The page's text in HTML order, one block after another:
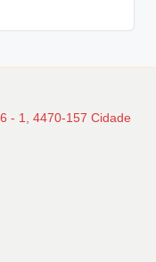
- 1, 4470-157 Cidade